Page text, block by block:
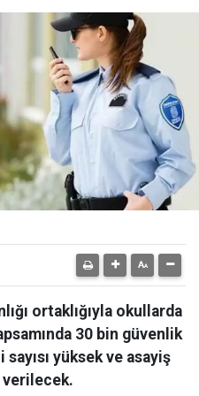
ortaklığıyla okullarda
30 bin güvenlik
yüksek ve asayiş